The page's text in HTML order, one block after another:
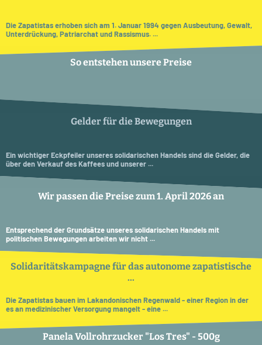
Die Zapatistas erhoben sich am 1. Januar 1994 gegen Ausbeutung, Gewalt,
Unterdrückung, Patriarchat und Rassismus. ...
So entstehen unsere Preise
Gelder für die Bewegungen
Ein wichtiger Eckpfeiler unseres solidarischen Handels sind die Gelder, die
über den Verkauf des Kaffees und unserer ...
Wir passen die Preise zum 1. April 2026 an
Entsprechend der Grundsätze unseres solidarischen Handels mit
politischen Bewegungen arbeiten wir nicht ...
Solidaritätskampagne für das autonome zapatistische
...
Die Zapatistas bauen im Lakandonischen Regenwald - einer Region in der
es an medizinischer Versorgung mangelt - eine ...
Panela Vollrohrzucker "Los Tres" - 500g